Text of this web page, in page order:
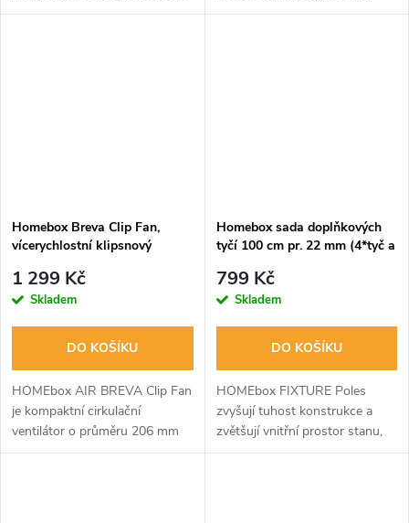
lze oddělit. Pohodlně se skládá
odrazová fólie PAR+ a
Homebox Breva Clip Fan,
vícerychlostní klipsnový
1 299 Kč
Skladem
DO KOŠÍKU
HOMEbox AIR BREVA Clip Fan
je kompaktní cirkulační
ventilátor o průměru 206 mm
vybavený úsporným EC
Homebox sada doplňkových
tyčí 100 cm pr. 22 mm (4*tyč a
799 Kč
Skladem
DO KOŠÍKU
HOMEbox FIXTURE Poles
zvyšují tuhost konstrukce a
zvětšují vnitřní prostor stanu,
umožňují rostlinám využít